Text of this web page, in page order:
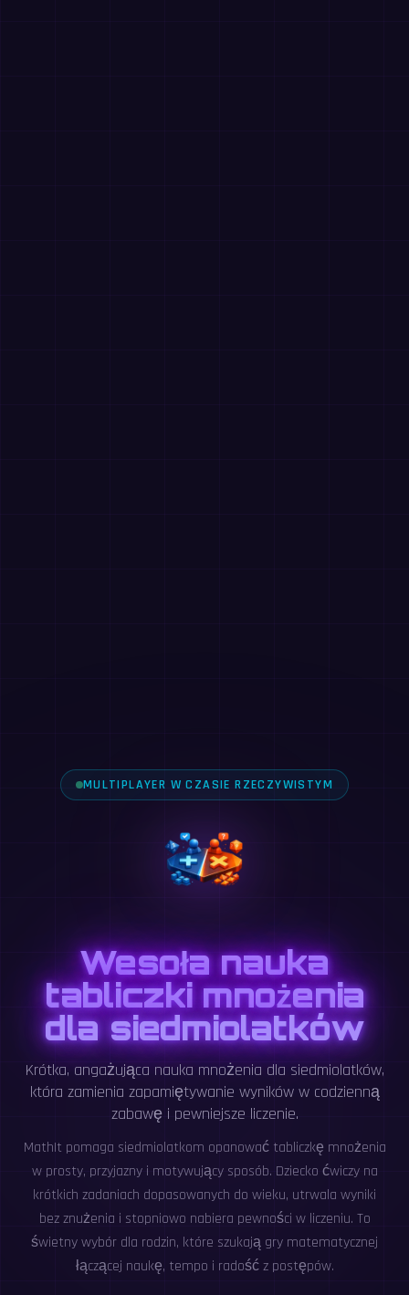
MULTIPLAYER W CZASIE RZECZYWISTYM
Wesoła nauka
tabliczki mnożenia
dla siedmiolatków
Krótka, angażująca nauka mnożenia dla siedmiolatków,
która zamienia zapamiętywanie wyników w codzienną
zabawę i pewniejsze liczenie.
MathIt pomaga siedmiolatkom opanować tabliczkę mnożenia
w prosty, przyjazny i motywujący sposób. Dziecko ćwiczy na
krótkich zadaniach dopasowanych do wieku, utrwala wyniki
bez znużenia i stopniowo nabiera pewności w liczeniu. To
świetny wybór dla rodzin, które szukają gry matematycznej
łączącej naukę, tempo i radość z postępów.